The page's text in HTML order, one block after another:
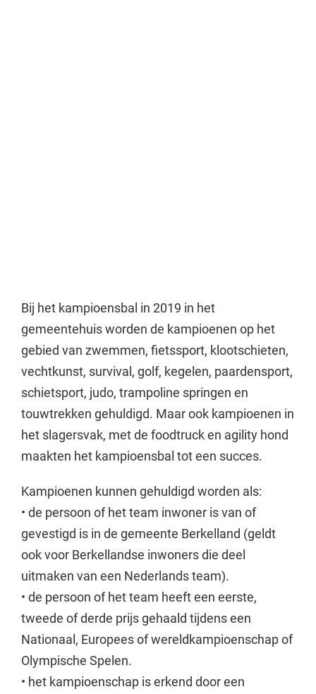
Bij het kampioensbal in 2019 in het
gemeentehuis worden de kampioenen op het
gebied van zwemmen, fietssport, klootschieten,
vechtkunst, survival, golf, kegelen, paardensport,
schietsport, judo, trampoline springen en
touwtrekken gehuldigd. Maar ook kampioenen in
het slagersvak, met de foodtruck en agility hond
maakten het kampioensbal tot een succes.
Kampioenen kunnen gehuldigd worden als:
• de persoon of het team inwoner is van of
gevestigd is in de gemeente Berkelland (geldt
ook voor Berkellandse inwoners die deel
uitmaken van een Nederlands team).
• de persoon of het team heeft een eerste,
tweede of derde prijs gehaald tijdens een
Nationaal, Europees of wereldkampioenschap of
Olympische Spelen.
• het kampioenschap is erkend door een